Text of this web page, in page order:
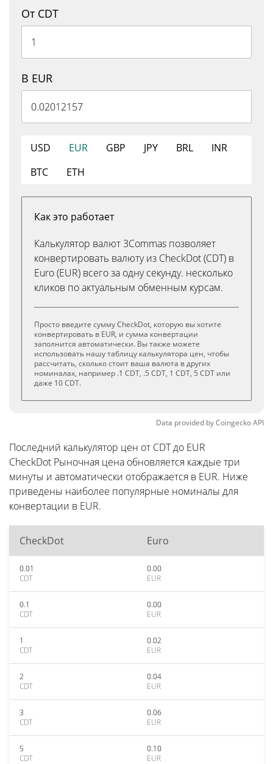
От CDT
В EUR
USD EUR GBP JPY BRL
INR
BTC
ETH
Как это работает
Калькулятор валют 3Commas позволяет
конвертировать валюту из CheckDot (CDT) в
Euro (EUR) всего за одну секунду. несколько
кликов по актуальным обменным курсам.
Просто введите сумму CheckDot, которую вы хотите
конвертировать в EUR, и сумма конвертации
заполнится автоматически. Вы также можете
использовать нашу таблицу калькулятора цен, чтобы
рассчитать, сколько стоит ваша валюта в других
номиналах, например .1 CDT, .5 CDT, 1 CDT, 5 CDT или
даже 10 CDT.
Data provided byCoingeckoAPI
Последний калькулятор цен от CDT до EUR
CheckDot Рыночная цена обновляется каждые три
минуты и автоматически отображается в EUR. Ниже
приведены наиболее популярные номиналы для
конвертации в EUR.
CheckDot Euro
0.01
CDT
0.00
EUR
0.1
CDT
0.00
EUR
1
CDT
0.02
EUR
2
CDT
0.04
EUR
3
CDT
0.06
EUR
5
CDT
0.10
EUR